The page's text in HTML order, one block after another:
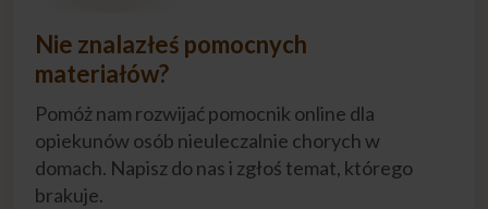
Nie znalazłeś pomocnych
materiałów?
Pomóż nam rozwijać pomocnik online dla
opiekunów osób nieuleczalnie chorych w
domach. Napisz do nas i zgłoś temat, którego
brakuje.